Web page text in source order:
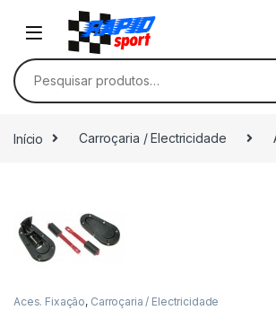
Skip to navigation
Skip to content
Pesquisar por:
Início Carroçaria / Electricidade
Aces. Fixação, Carroçaria / Electricidade